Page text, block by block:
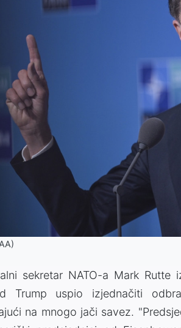
sekretar NATO-a Mark
Trump uspio izjednačiti
na mnogo jači savez.